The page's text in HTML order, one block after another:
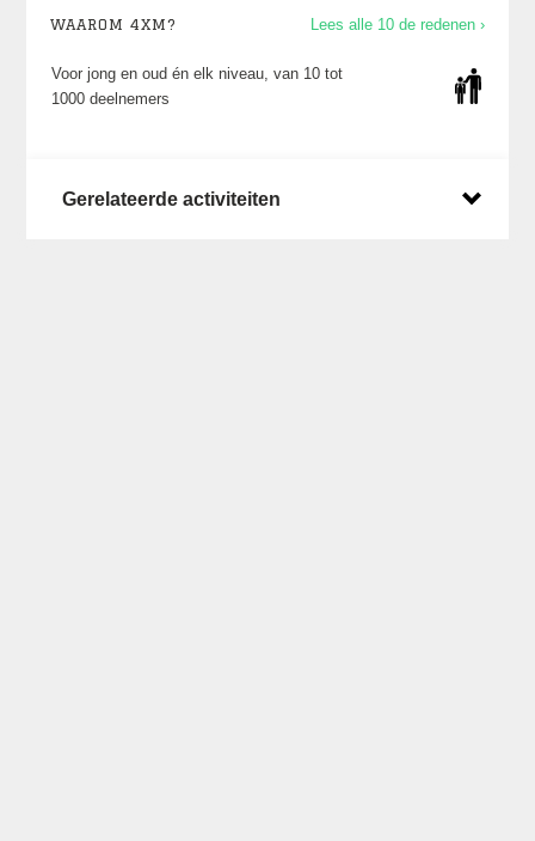
Lees alle 10 de redenen ›
WAAROM 4XM?
Voor jong en oud én elk niveau, van 10 tot
1000 deelnemers
Gerelateerde activiteiten